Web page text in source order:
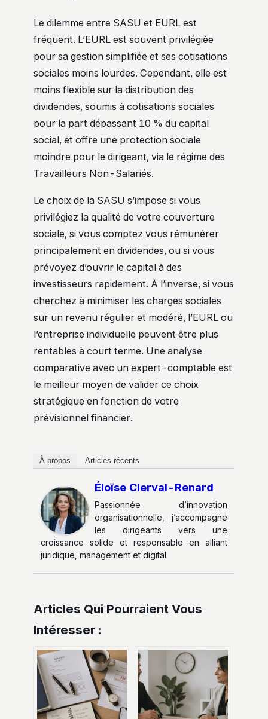
Le dilemme entre SASU et EURL est
fréquent. L’EURL est souvent privilégiée
pour sa gestion simplifiée et ses cotisations
sociales moins lourdes. Cependant, elle est
moins flexible sur la distribution des
dividendes, soumis à cotisations sociales
pour la part dépassant 10 % du capital
social, et offre une protection sociale
moindre pour le dirigeant, via le régime des
Travailleurs Non-Salariés.
Le choix de la SASU s’impose si vous
privilégiez la qualité de votre couverture
sociale, si vous comptez vous rémunérer
principalement en dividendes, ou si vous
prévoyez d’ouvrir le capital à des
investisseurs rapidement. À l’inverse, si vous
cherchez à minimiser les charges sociales
sur un revenu régulier et modéré, l’EURL ou
l’entreprise individuelle peuvent être plus
rentables à court terme. Une analyse
comparative avec un expert-comptable est
le meilleur moyen de valider ce choix
stratégique en fonction de votre
prévisionnel financier.
À propos Articles récents
Éloïse Clerval-Renard
Passionnée d’innovation
organisationnelle, j’accompagne
les dirigeants vers une
croissance solide et responsable en alliant
juridique, management et digital.
Articles Qui Pourraient Vous
Intéresser :